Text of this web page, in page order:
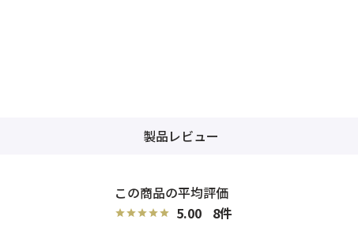
製品レビュー
5.00 8